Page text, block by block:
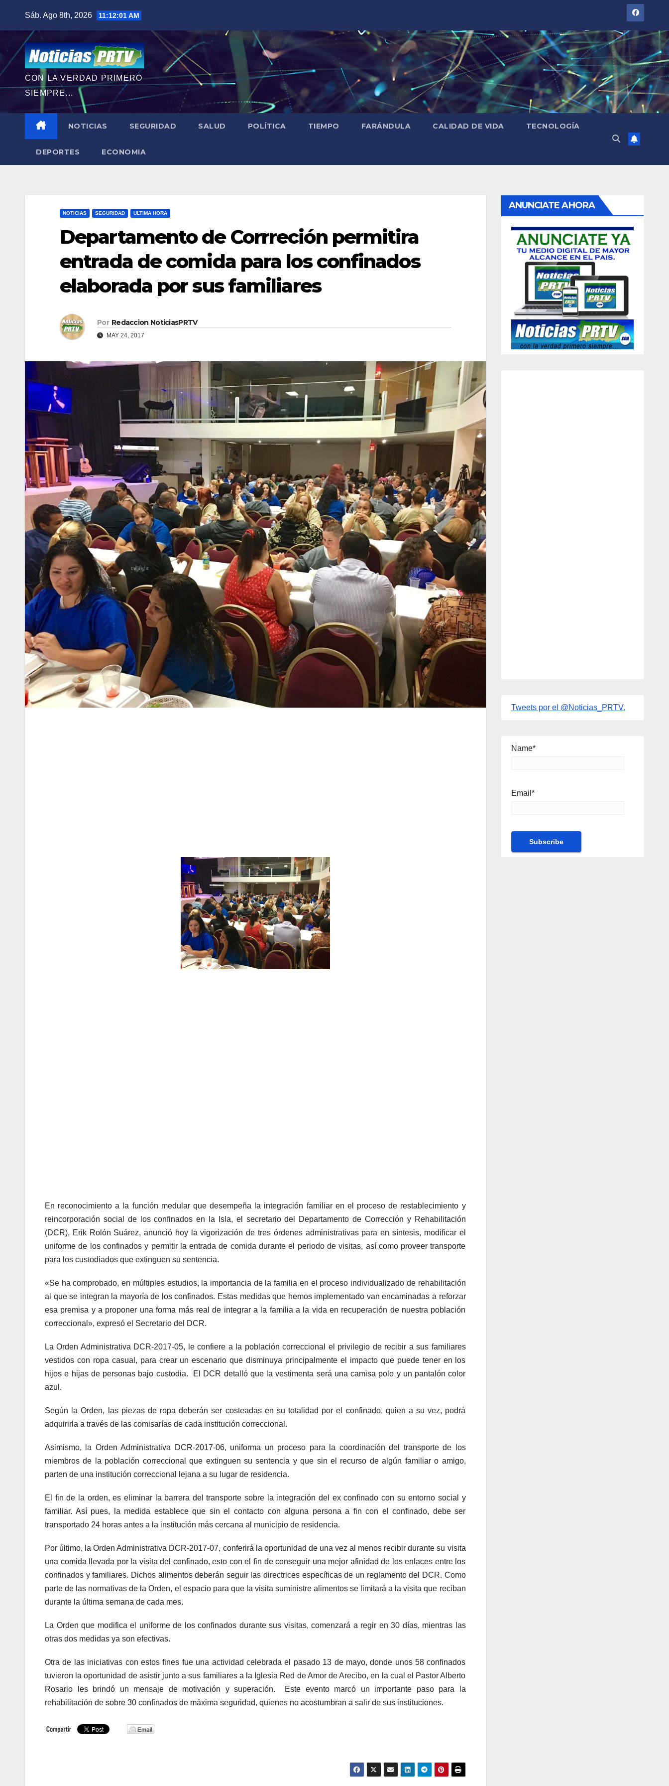
contenido
Sáb. Ago 8th, 2026 11:12:02 AM
CON LA VERDAD PRIMERO
SIEMPRE...
NOTICIAS SEGURIDAD SALUD POLÍTICA TIEMPO FARÁNDULA CALIDAD DE VIDA TECNOLOGÍA
DEPORTES ECONOMIA
NOTICIAS SEGURIDAD ULTIMA HORA
Departamento de Corrreción permitira
entrada de comida para los confinados
elaborada por sus familiares
Por Redaccion NoticiasPRTV
MAY 24, 2017
En reconocimiento a la función medular que desempeña la integración familiar en el proceso de restablecimiento y
reincorporación social de los confinados en la Isla, el secretario del Departamento de Corrección y Rehabilitación
(DCR), Erik Rolón Suárez, anunció hoy la vigorización de tres órdenes administrativas para en síntesis, modificar el
uniforme de los confinados y permitir la entrada de comida durante el periodo de visitas, así como proveer transporte
para los custodiados que extinguen su sentencia.
«Se ha comprobado, en múltiples estudios, la importancia de la familia en el proceso individualizado de rehabilitación
al que se integran la mayoría de los confinados. Estas medidas que hemos implementado van encaminadas a reforzar
esa premisa y a proponer una forma más real de integrar a la familia a la vida en recuperación de nuestra población
correccional», expresó el Secretario del DCR.
La Orden Administrativa DCR-2017-05, le confiere a la población correccional el privilegio de recibir a sus familiares
vestidos con ropa casual, para crear un escenario que disminuya principalmente el impacto que puede tener en los
hijos e hijas de personas bajo custodia. El DCR detalló que la vestimenta será una camisa polo y un pantalón color
azul.
Según la Orden, las piezas de ropa deberán ser costeadas en su totalidad por el confinado, quien a su vez, podrá
adquirirla a través de las comisarías de cada institución correccional.
Asimismo, la Orden Administrativa DCR-2017-06, uniforma un proceso para la coordinación del transporte de los
miembros de la población correccional que extinguen su sentencia y que sin el recurso de algún familiar o amigo,
parten de una institución correccional lejana a su lugar de residencia.
El fin de la orden, es eliminar la barrera del transporte sobre la integración del ex confinado con su entorno social y
familiar. Así pues, la medida establece que sin el contacto con alguna persona a fin con el confinado, debe ser
transportado 24 horas antes a la institución más cercana al municipio de residencia.
Por último, la Orden Administrativa DCR-2017-07, conferirá la oportunidad de una vez al menos recibir durante su visita
una comida llevada por la visita del confinado, esto con el fin de conseguir una mejor afinidad de los enlaces entre los
confinados y familiares. Dichos alimentos deberán seguir las directrices específicas de un reglamento del DCR. Como
parte de las normativas de la Orden, el espacio para que la visita suministre alimentos se limitará a la visita que reciban
durante la última semana de cada mes.
La Orden que modifica el uniforme de los confinados durante sus visitas, comenzará a regir en 30 días, mientras las
otras dos medidas ya son efectivas.
Otra de las iniciativas con estos fines fue una actividad celebrada el pasado 13 de mayo, donde unos 58 confinados
tuvieron la oportunidad de asistir junto a sus familiares a la Iglesia Red de Amor de Arecibo, en la cual el Pastor Alberto
Rosario les brindó un mensaje de motivación y superación. Este evento marcó un importante paso para la
rehabilitación de sobre 30 confinados de máxima seguridad, quienes no acostumbran a salir de sus instituciones.
ANUNCIATE AHORA
Tweets por el @Noticias_PRTV.
Name*
Email*